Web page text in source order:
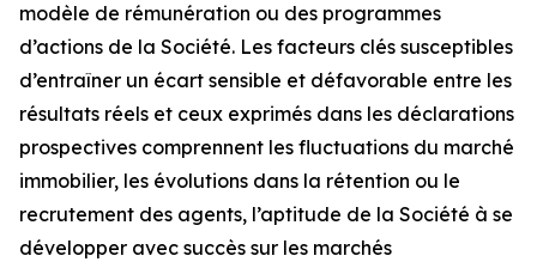
modèle de rémunération ou des programmes
d’actions de la Société. Les facteurs clés susceptibles
d’entraîner un écart sensible et défavorable entre les
résultats réels et ceux exprimés dans les déclarations
prospectives comprennent les fluctuations du marché
immobilier, les évolutions dans la rétention ou le
recrutement des agents, l’aptitude de la Société à se
développer avec succès sur les marchés